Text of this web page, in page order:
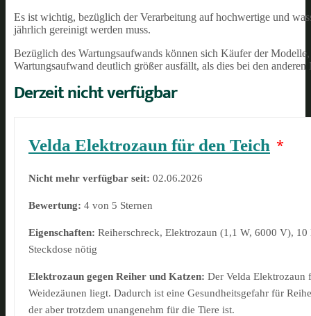
Es ist wichtig, bezüglich der Verarbeitung auf hochwertige und
jährlich gereinigt werden muss.
Bezüglich des Wartungsaufwands können sich Käufer der
Wartungsaufwand deutlich größer ausfällt, als dies bei den
Derzeit nicht verfügbar
Velda Elektrozaun für den Teich *
Nicht mehr verfügbar seit: 02.06.2026
Bewertung: 4 von 5 Sternen
Eigenschaften: Reiherschreck, Elektrozaun (1,1 W, 6000 V),
Steckdose nötig
Elektrozaun gegen Reiher und Katzen: Der Velda Elektrozaun
Weidezäunen liegt. Dadurch ist eine Gesundheitsgefahr für
der aber trotzdem unangenehm für die Tiere ist.